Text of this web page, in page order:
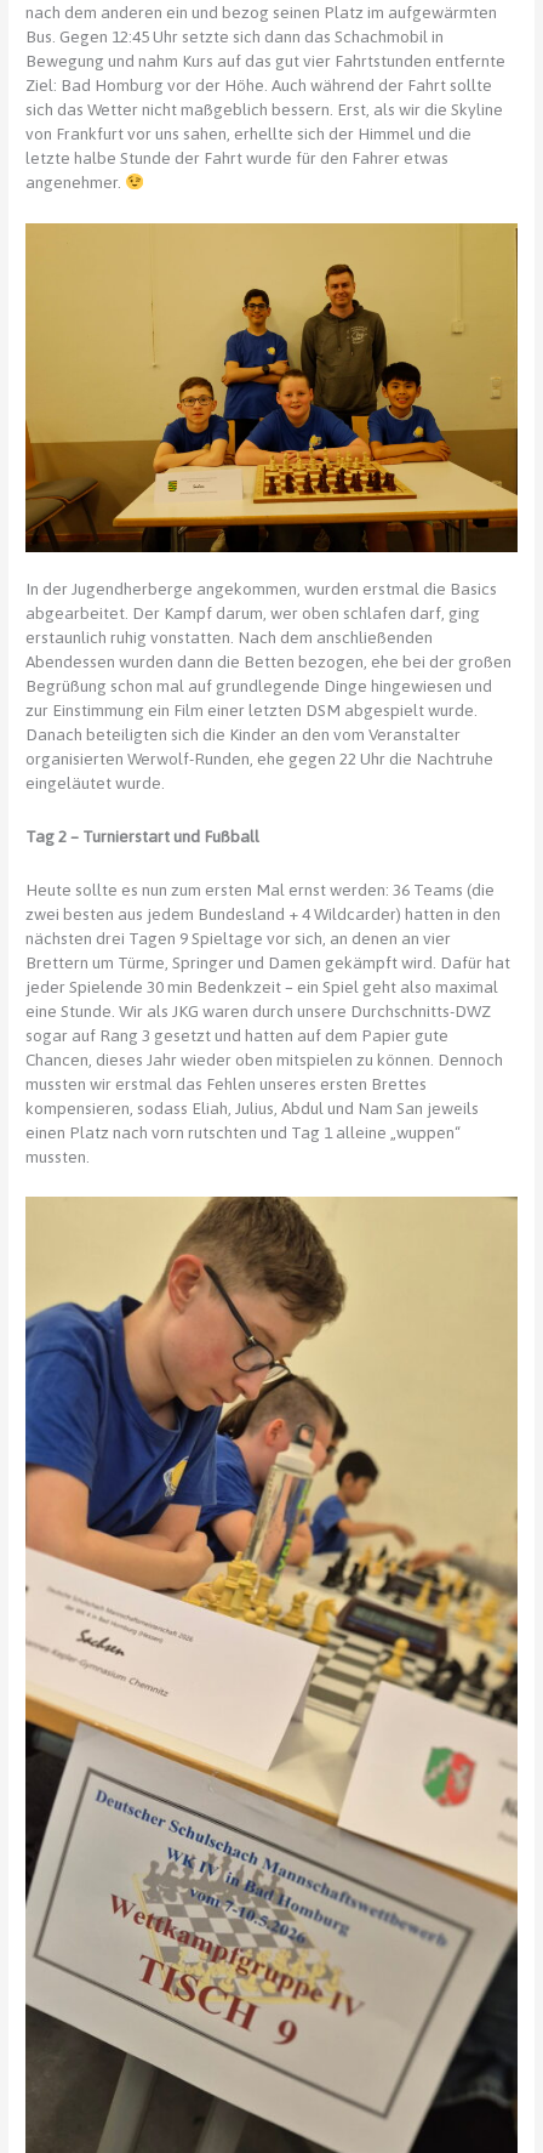
nach dem anderen ein und bezog seinen Platz im aufgewärmten
Bus. Gegen 12:45 Uhr setzte sich dann das Schachmobil in
Bewegung und nahm Kurs auf das gut vier Fahrtstunden entfernte
Ziel: Bad Homburg vor der Höhe. Auch während der Fahrt sollte
sich das Wetter nicht maßgeblich bessern. Erst, als wir die Skyline
von Frankfurt vor uns sahen, erhellte sich der Himmel und die
letzte halbe Stunde der Fahrt wurde für den Fahrer etwas
angenehmer.
In der Jugendherberge angekommen, wurden erstmal die Basics
abgearbeitet. Der Kampf darum, wer oben schlafen darf, ging
erstaunlich ruhig vonstatten. Nach dem anschließenden
Abendessen wurden dann die Betten bezogen, ehe bei der großen
Begrüßung schon mal auf grundlegende Dinge hingewiesen und
zur Einstimmung ein Film einer letzten DSM abgespielt wurde.
Danach beteiligten sich die Kinder an den vom Veranstalter
organisierten Werwolf-Runden, ehe gegen 22 Uhr die Nachtruhe
eingeläutet wurde.
Tag 2 – Turnierstart und Fußball
Heute sollte es nun zum ersten Mal ernst werden: 36 Teams (die
zwei besten aus jedem Bundesland + 4 Wildcarder) hatten in den
nächsten drei Tagen 9 Spieltage vor sich, an denen an vier
Brettern um Türme, Springer und Damen gekämpft wird. Dafür hat
jeder Spielende 30 min Bedenkzeit – ein Spiel geht also maximal
eine Stunde. Wir als JKG waren durch unsere Durchschnitts-DWZ
sogar auf Rang 3 gesetzt und hatten auf dem Papier gute
Chancen, dieses Jahr wieder oben mitspielen zu können. Dennoch
mussten wir erstmal das Fehlen unseres ersten Brettes
kompensieren, sodass Eliah, Julius, Abdul und Nam San jeweils
einen Platz nach vorn rutschten und Tag 1 alleine „wuppen“
mussten.